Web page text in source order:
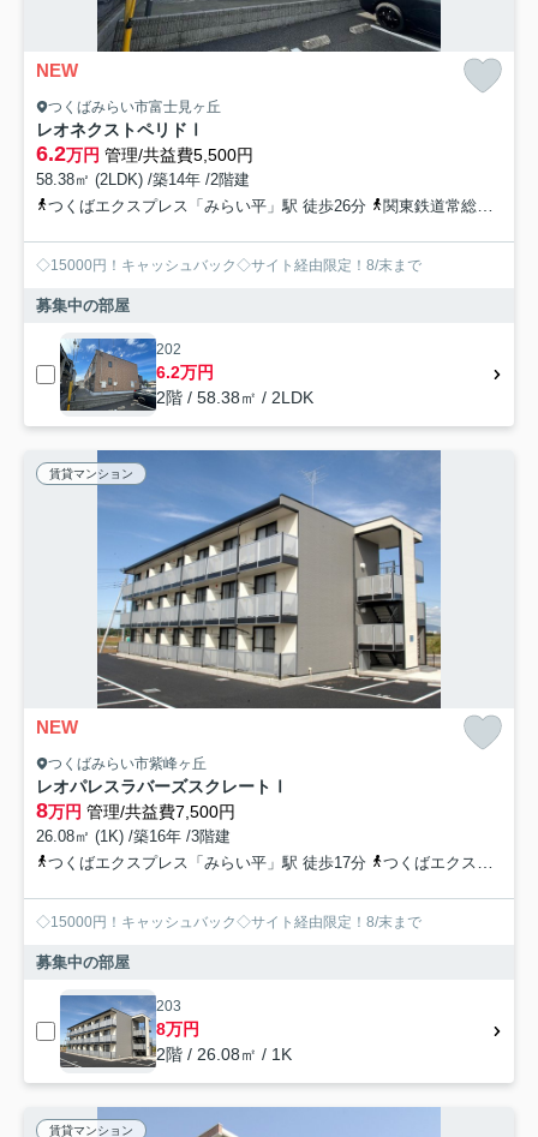
NEW
つくばみらい市富士見ヶ丘
レオネクストペリドⅠ
6.2万円 管理/共益費5,500円
58.38㎡ (2LDK) /築14年 /2階建
つくばエクスプレス「みらい平」駅 徒歩26分
関東鉄道常総線「水海道」駅 徒歩60分
◇15000円！キャッシュバック◇サイト経由限定！8/末まで
募集中の部屋
202
6.2万円
2階 / 58.38㎡ / 2LDK
賃貸マンション
NEW
つくばみらい市紫峰ヶ丘
レオパレスラバーズスクレートⅠ
8万円 管理/共益費7,500円
26.08㎡ (1K) /築16年 /3階建
つくばエクスプレス「みらい平」駅 徒歩17分
つくばエクスプレス「みどりの」駅 徒歩51分
◇15000円！キャッシュバック◇サイト経由限定！8/末まで
募集中の部屋
203
8万円
2階 / 26.08㎡ / 1K
賃貸マンション